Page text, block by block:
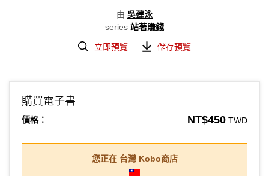
由 吳建泳
series 站著賺錢
立即預覽 儲存預覽
購買電子書
價格： NT$450 TWD
您正在 台灣Kobo商店